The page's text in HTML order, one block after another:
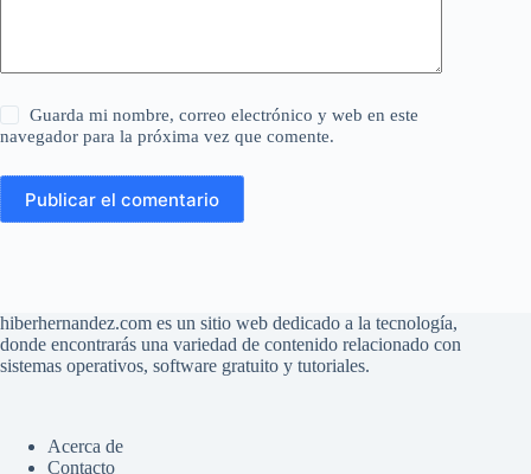
Guarda mi nombre, correo electrónico y web en este
navegador para la próxima vez que comente.
Publicar el comentario
hiberhernandez.com es un sitio web dedicado a la tecnología,
donde encontrarás una variedad de contenido relacionado con
sistemas operativos, software gratuito y tutoriales.
Acerca de
Contacto